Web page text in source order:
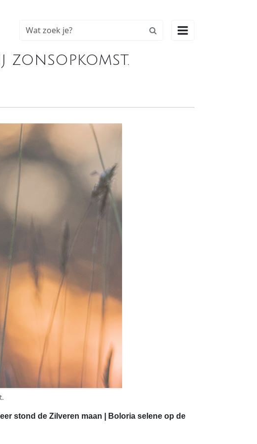

zonsopkomst.
stond de Zilveren maan | Boloria selene op de